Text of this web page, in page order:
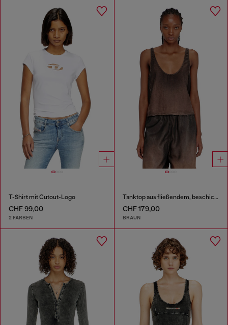
T-Shirt mit Cutout-Logo
CHF 99,00
2 FARBEN
Tanktop aus fließendem, beschichtetem Denim
CHF 179,00
BRAUN